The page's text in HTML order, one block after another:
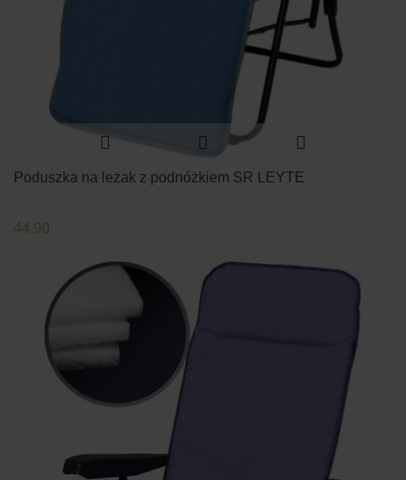
Poduszka na leżak z podnóżkiem SR LEYTE
44.90